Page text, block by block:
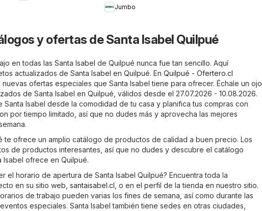
Jumbo
y ofertas de Santa Isabel Quilpué
en todas las Santa Isabel de Quilpué nunca fue tan sencillo. Aquí
actualizados de Santa Isabel en Quilpué. En Quilpué - Ofertero.cl
nuevas ofertas especiales que Santa Isabel tiene para ofrecer. Échale un ojo
de Santa Isabel en Quilpué, válidos desde el 27.07.2026 - 10.08.2026.
Santa Isabel desde la comodidad de tu casa y planifica tus compras con
por tiempo limitado, así que no dudes más y aprovecha las mejores
te ofrece un amplio catálogo de productos de calidad a buen precio. Los
de productos interesantes, así que no dudes y descubre el catálogo
Isabel ofrece en Quilpué.
el horario de apertura de Santa Isabel Quilpué? Encuentra toda la
en su sitio web, santaisabel.cl , o en el perfil de la tienda en nuestro sitio.
de trabajo pueden varias los fines de semana, así como durante las
especiales. Santa Isabel también tiene sedes en otras ciudades,